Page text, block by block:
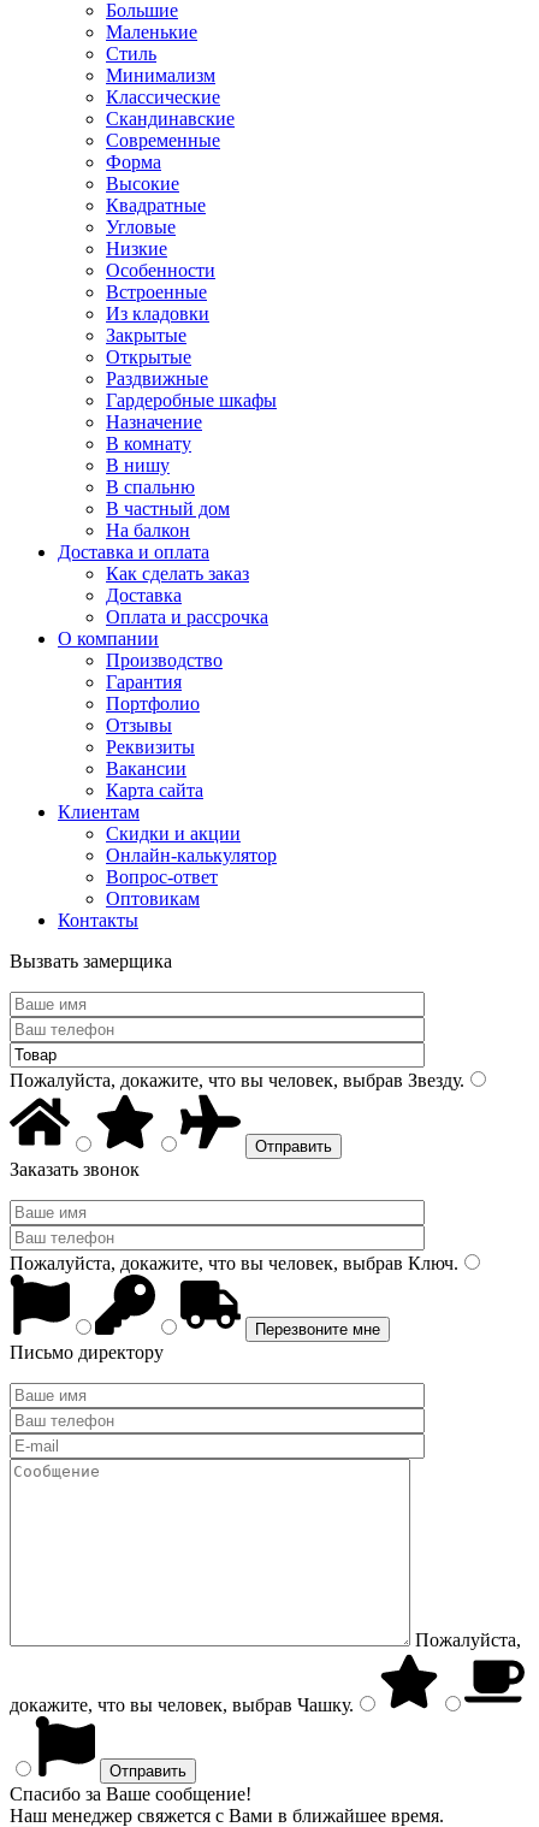
Большие
Маленькие
Стиль
Минимализм
Классические
Скандинавские
Современные
Форма
Высокие
Квадратные
Угловые
Низкие
Особенности
Встроенные
Из кладовки
Закрытые
Открытые
Раздвижные
Гардеробные шкафы
Назначение
В комнату
В нишу
В спальню
В частный дом
На балкон
Доставка и оплата
Как сделать заказ
Доставка
Оплата и рассрочка
О компании
Производство
Гарантия
Портфолио
Отзывы
Реквизиты
Вакансии
Карта сайта
Клиентам
Скидки и акции
Онлайн-калькулятор
Вопрос-ответ
Оптовикам
Контакты
Вызвать замерщика
Пожалуйста, докажите, что вы человек, выбрав Звезду.
Заказать звонок
Пожалуйста, докажите, что вы человек, выбрав Ключ.
Письмо директору
Пожалуйста,
докажите, что вы человек, выбрав Чашку.
Спасибо за Ваше сообщение!
Наш менеджер свяжется с Вами в ближайшее время.